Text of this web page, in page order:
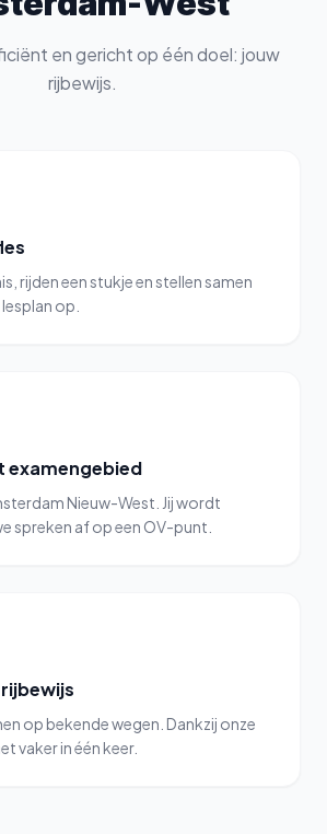
en gericht op één doel: jouw
rijbewijs.
rijden een stukje en stellen samen
op.
examengebied
Nieuw-West. Jij wordt
spreken af op een OV-punt.
rijbewijs
op bekende wegen. Dankzij onze
vaker in één keer.